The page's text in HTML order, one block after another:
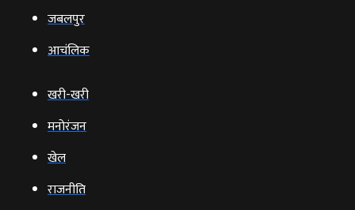
जबलपुर
आचंलिक
खरी-खरी
मनोरंजन
खेल
राजनीति